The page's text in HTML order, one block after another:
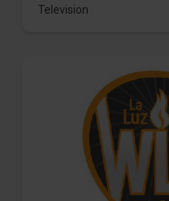
Television